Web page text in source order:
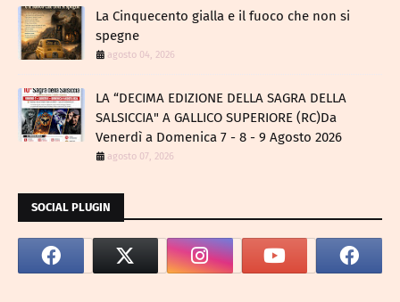
La Cinquecento gialla e il fuoco che non si
spegne
agosto 04, 2026
LA “DECIMA EDIZIONE DELLA SAGRA DELLA
SALSICCIA" A GALLICO SUPERIORE (RC)Da
Venerdì a Domenica 7 - 8 - 9 Agosto 2026
agosto 07, 2026
SOCIAL PLUGIN